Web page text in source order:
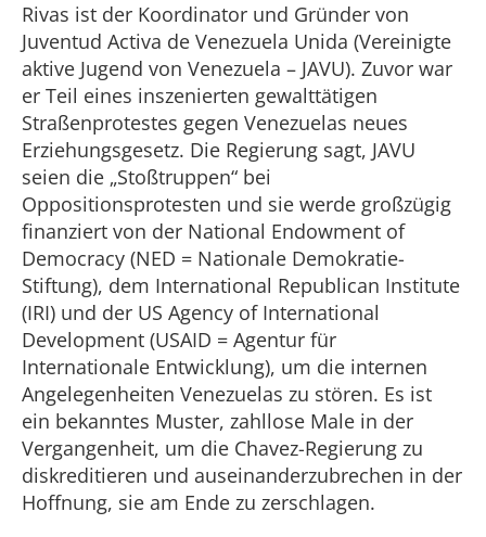
Rivas ist der Koordinator und Gründer von
Juventud Activa de Venezuela Unida (Vereinigte
aktive Jugend von Venezuela – JAVU). Zuvor war
er Teil eines inszenierten gewalttätigen
Straßenprotestes gegen Venezuelas neues
Erziehungsgesetz. Die Regierung sagt, JAVU
seien die „Stoßtruppen“ bei
Oppositionsprotesten und sie werde großzügig
finanziert von der National Endowment of
Democracy (NED = Nationale Demokratie-
Stiftung), dem International Republican Institute
(IRI) und der US Agency of International
Development (USAID = Agentur für
Internationale Entwicklung), um die internen
Angelegenheiten Venezuelas zu stören. Es ist
ein bekanntes Muster, zahllose Male in der
Vergangenheit, um die Chavez-Regierung zu
diskreditieren und auseinanderzubrechen in der
Hoffnung, sie am Ende zu zerschlagen.